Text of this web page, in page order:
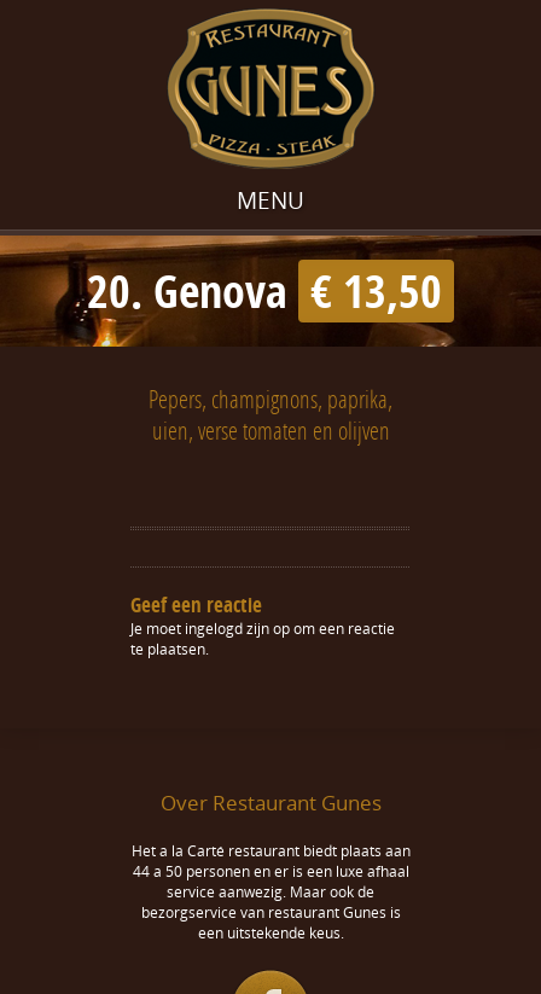
MENU
20. Genova € 13,50
Pepers, champignons, paprika,
uien, verse tomaten en olijven
Geef een reactie
Je moet ingelogd zijn opom een reactie
te plaatsen.
Over Restaurant Gunes
Het a la Carté restaurant biedt plaats aan
44 a 50 personen en er is een luxe afhaal
service aanwezig. Maar ook de
bezorgservice van restaurant Gunes is
een uitstekende keus.